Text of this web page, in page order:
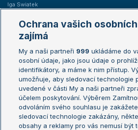
Iga Swiatek
Žebříčky
Žebříček ATP (muži)
Žebříček WTA (ženy)
Sázkařský žebříček
Australian
French Open
Wimbledon
US Open
Turnaj mistrů
Turnaj
Ochrana vašich
zajímá
My a naši partneři 999 ukládáme do
osobní údaje, jako jsou údaje o
identifikátory, a máme k nim přístup.
umožňuje, aby sledovací technologie
uvedené v části My a naši partneři
účelem poskytování. Výběrem
odvoláním svého souhlasu je
sledovací technologie zakázány,
obsahy a reklamy pro vás nemusí být